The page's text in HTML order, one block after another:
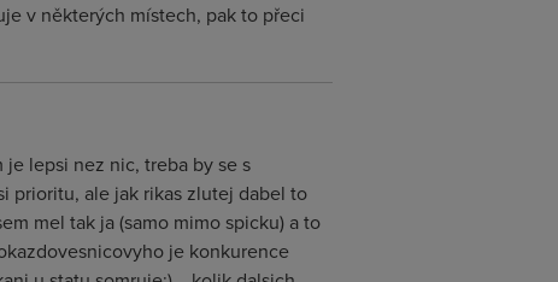
v některých místech, pak to přeci
lepsi nez nic, treba by se s
prioritu, ale jak rikas zlutej dabel to
mel tak ja (samo mimo spicku) a to
je konkurence